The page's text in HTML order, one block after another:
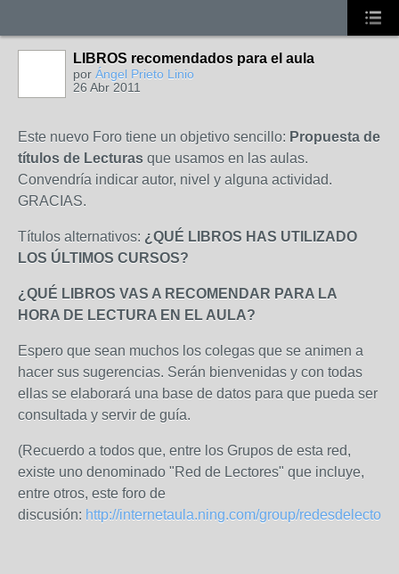
LIBROS recomendados para el aula
por Ángel Prieto Linio
26 Abr 2011
Este nuevo Foro tiene un objetivo sencillo: Propuesta de
títulos de Lecturas que usamos en las aulas.
Convendría indicar autor, nivel y alguna actividad.
GRACIAS.
Títulos alternativos: ¿QUÉ LIBROS HAS UTILIZADO
LOS ÚLTIMOS CURSOS?
¿QUÉ LIBROS VAS A RECOMENDAR PARA LA
HORA DE LECTURA EN EL AULA?
Espero que sean muchos los colegas que se animen a
hacer sus sugerencias. Serán bienvenidas y con todas
ellas se elaborará una base de datos para que pueda ser
consultada y servir de guía.
(Recuerdo a todos que, entre los Grupos de esta red,
existe uno denominado "Red de Lectores" que incluye,
entre otros, este foro de
discusión: http://internetaula.ning.com/group/